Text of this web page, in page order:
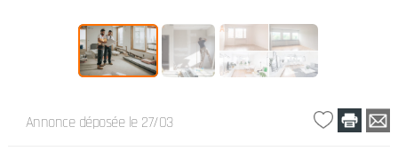
Annonce déposée le 27/03